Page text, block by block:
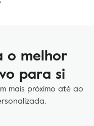
o melhor
para si
mais próximo até ao